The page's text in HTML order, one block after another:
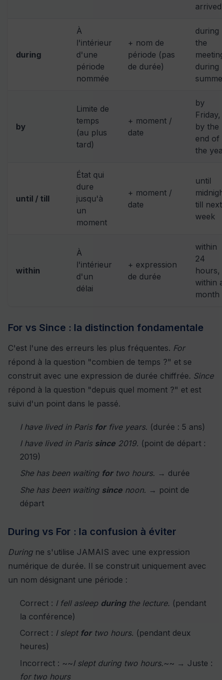
arrived
during
À
l'intérieur
d'une
période
nommée
+ nom de
période (pas
de durée)
during
the
during
by
Limite de
temps
(au plus
tard)
+ moment /
date
by
Friday,
by the
end of
the
until / till
État qui
dure
jusqu'à
un
moment
+ moment /
date
until
till next
week
within
À
l'intérieur
d'un
délai
+ expression
de durée
within
24
hours,
within
month
For vs Since : la distinction fondamentale
C'est l'une des erreurs les plus fréquentes. For
répond à la question "combien de temps ?" et se
construit avec une expression de durée chiffrée. Since
répond à la question "depuis quel moment ?" et est
suivi d'un point dans le passé.
I have lived in Paris forfive years. (durée : 5 ans)
I have lived in Paris since 2019. (point de départ :
2019)
She has been waiting fortwo hours. → durée
She has been waiting since noon. → point de
départ
During vs For : la confusion à éviter
Duringne s'utilise JAMAIS avec une expression
numérique de durée. Il se construit uniquement avec
un nom désignant une période :
Correct : I fell asleep duringthe lecture. (pendant
la conférence)
Correct : I slept fortwo hours. (pendant deux
heures)
Incorrect : ~~I slept during two hours.~~ → Juste :
for two hours